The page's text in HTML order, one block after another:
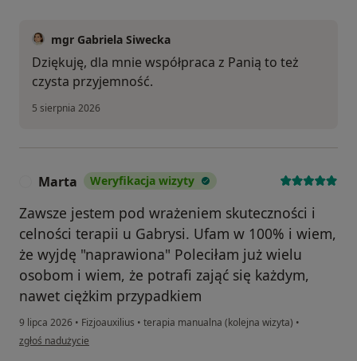
mgr Gabriela Siwecka
Dziękuję, dla mnie współpraca z Panią to też
czysta przyjemność.
5 sierpnia 2026
Marta Weryfikacja wizyty
Zawsze jestem pod wrażeniem skuteczności i
celności terapii u Gabrysi. Ufam w 100% i wiem,
że wyjdę "naprawiona" Poleciłam już wielu
osobom i wiem, że potrafi zająć się każdym,
nawet ciężkim przypadkiem
9 lipca 2026 • Fizjoauxilius • terapia manualna (kolejna wizyta) •
w opinii użytkownika Marta
zgłoś nadużycie